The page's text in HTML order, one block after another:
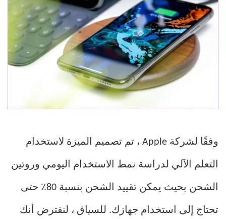
وفقًا لشركة Apple ، تم تصميم الميزة لاستخدام
التعلم الآلي لدراسة نمط الاستخدام اليومي وروتين
الشحن بحيث يمكن تقييد الشحن بنسبة 80٪ حتى
تحتاج إلى استخدام جهازك. للسياق ، لنفترض أنك